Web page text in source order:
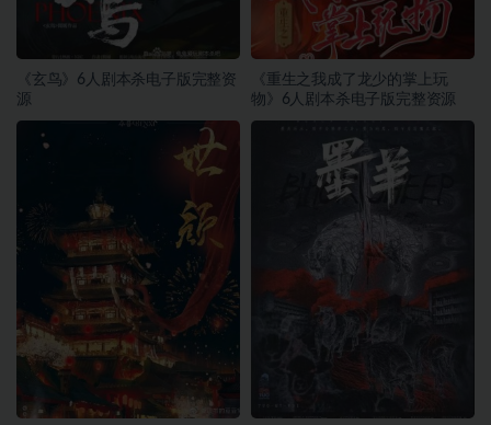
《玄鸟》6人剧本杀电子版完整资
源
《重生之我成了龙少的掌上玩
物》6人剧本杀电子版完整资源